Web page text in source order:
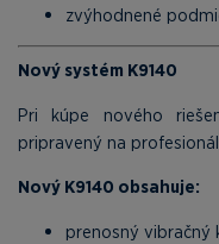
zvýhodnené
Nový systém K9140
Pri kúpe nového
pripravený na
Nový K9140 obsahuje:
prenosný vibračný